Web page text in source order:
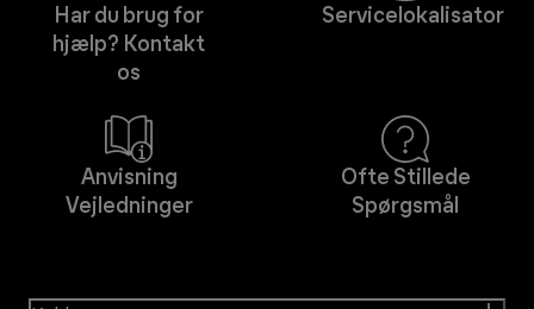
Har du brug for
hjælp? Kontakt
os
Servicelokalisator
Anvisning
Vejledninger
Ofte Stillede
Spørgsmål